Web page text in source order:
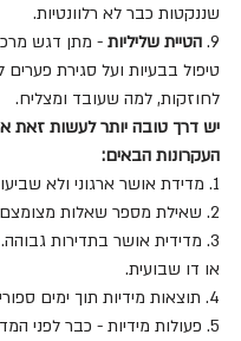
שננקטות כבר לא רלוונטיות.
9. הטיית שליליות - מתן דגש
טיפול בבעיות ועל סגירת פערים
לחוזקות, למה שעובד ומצליח.
יש דרך טובה יותר לעשות זאת
העקרונות הבאים:
1. מדידת אושר ארגוני ולא שביעות רצון.
2. שאילת מספר שאלות מצומצם (עד 10 שאלות).
3. מדידית אושר בתדירות
או דו שבועית.
4. תוצאות מידיות תוך ימים ספורים.
5. פעולות מידיות - כבר לפני